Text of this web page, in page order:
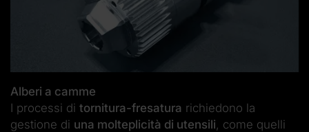
Alberi a camme
I processi di tornitura-fresatura richiedono la
gestione di una molteplicità di utensili, come quelli